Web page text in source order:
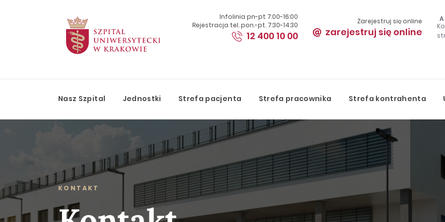
Infolinia pn-pt 7:00-16:00
Rejestracja tel. pon.-pt. 7:30-14:30
12 400 10 00
Zarejestruj się online
zarejestruj się online
A
Nasz Szpital Jednostki Strefa pacjenta Strefa pracownika Strefa kontrahenta
KONTAKT